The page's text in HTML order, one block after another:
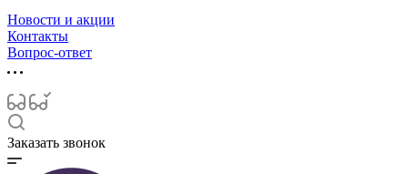
Новости и акции
Контакты
Вопрос-ответ
Заказать звонок